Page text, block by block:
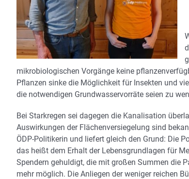
mikrobiologischen Vorgänge keine
Pflanzen sinke die Möglichkeit für Insekten und
die notwendigen Grundwasservorräte seien zu
Bei Starkregen sei dagegen die Kanalisation
Auswirkungen der Flächenversiegelung sind
ÖDP-Politikerin und liefert gleich den Grund: Die
das heißt dem Erhalt der Lebensgrundlagen für
Spendern gehuldigt, die mit großen Summen die
mehr möglich. Die Anliegen der weniger reichen